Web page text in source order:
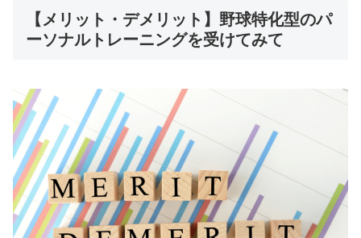
【メリット・デメリット】野球特化型のパ
ーソナルトレーニングを受けてみて